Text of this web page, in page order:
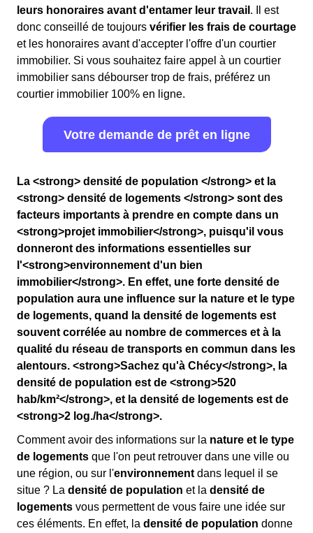
leurs honoraires avant d'entamer leur travail . Il est
donc conseillé de toujours vérifier les frais de courtage
et les honoraires avant d'accepter l'offre d'un courtier
immobilier. Si vous souhaitez faire appel à un courtier
immobilier sans débourser trop de frais, préférez un
courtier immobilier 100% en ligne.
Votre demande de prêt en ligne
La <strong> densité de population </strong> et la
<strong> densité de logements </strong> sont des
facteurs importants à prendre en compte dans un
<strong>projet immobilier</strong>, puisqu'il vous
donneront des informations essentielles sur
l'<strong>environnement d'un bien
immobilier</strong>. En effet, une forte densité de
population aura une influence sur la nature et le type
de logements, quand la densité de logements est
souvent corrélée au nombre de commerces et à la
qualité du réseau de transports en commun dans les
alentours. <strong>Sachez qu'à Chécy</strong>, la
densité de population est de <strong>520
hab/km²</strong>, et la densité de logements est de
<strong>2 log./ha</strong>.
Comment avoir des informations sur la nature et le type
de logements que l'on peut retrouver dans une ville ou
une région, ou sur l'environnement dans lequel il se
situe ? La densité de population et la densité de
logements vous permettent de vous faire une idée sur
ces éléments. En effet, la densité de population donne